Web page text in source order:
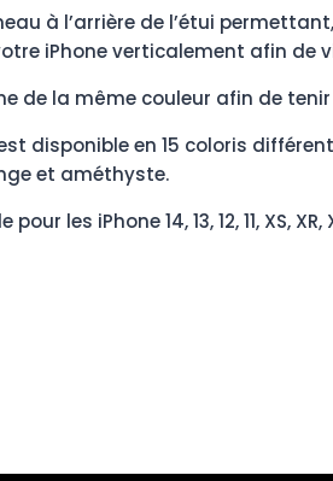
à l’arrière de l’étui
iPhone verticalement afin de
de la même couleur afin de
disponible en 15 coloris
et améthyste.
les iPhone 14, 13, 12, 11, XS, XR,